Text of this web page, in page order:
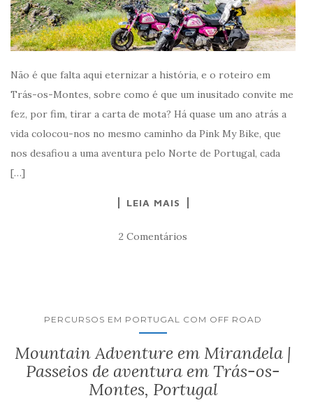
Não é que falta aqui eternizar a história, e o roteiro em
Trás-os-Montes, sobre como é que um inusitado convite me
fez, por fim, tirar a carta de mota? Há quase um ano atrás a
vida colocou-nos no mesmo caminho da Pink My Bike, que
nos desafiou a uma aventura pelo Norte de Portugal, cada
[…]
LEIA MAIS
2 Comentários
PERCURSOS EM PORTUGAL COM OFF ROAD
Mountain Adventure em Mirandela |
Passeios de aventura em Trás-os-
Montes, Portugal